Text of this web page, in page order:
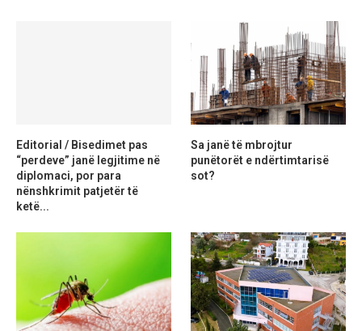
Editorial / Bisedimet pas
“perdeve” janë legjitime në
diplomaci, por para
nënshkrimit patjetër të
ketë...
Sa janë të mbrojtur
punëtorët e ndërtimtarisë
sot?